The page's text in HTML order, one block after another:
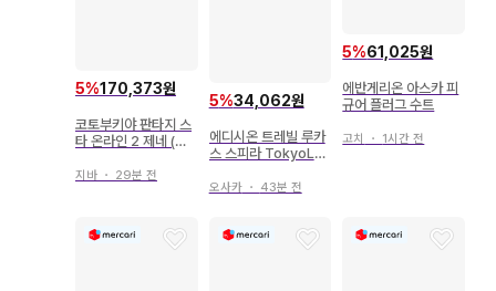
5%170,373원
코토부키야 판타지 스
타 온라인 2 제네 (스
특전 태피스트리 포함
지바 ・ 29분 전
5%34,062원
에디시온 트레빌 루카
스 스피라 TokyoLov
오사카・ 43분 전
5%61,025원
에반게리온 아스카 피
규어 플러그 수트
고치 ・ 1시간 전